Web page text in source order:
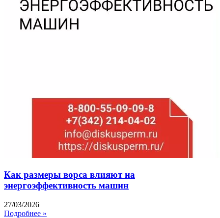
Как размеры ворса влияют на
энергоэффективность машин
27/03/2026
Подробнее »